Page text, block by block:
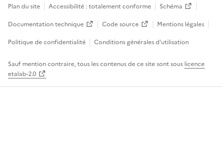
Plan du site Accessibilité : totalement conforme
Schéma
Documentation technique
Code source
Mentions légales
Politique de confidentialité
Conditions générales d’utilisation
Sauf mention contraire, tous les contenus de ce site sont sous licence
etalab-2.0